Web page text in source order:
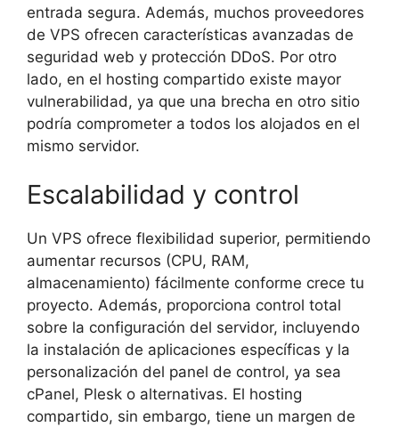
entrada segura. Además, muchos proveedores
de VPS ofrecen características avanzadas de
seguridad web y protección DDoS. Por otro
lado, en el hosting compartido existe mayor
vulnerabilidad, ya que una brecha en otro sitio
podría comprometer a todos los alojados en el
mismo servidor.
Escalabilidad y control
Un VPS ofrece flexibilidad superior, permitiendo
aumentar recursos (CPU, RAM,
almacenamiento) fácilmente conforme crece tu
proyecto. Además, proporciona control total
sobre la configuración del servidor, incluyendo
la instalación de aplicaciones específicas y la
personalización del panel de control, ya sea
cPanel, Plesk o alternativas. El hosting
compartido, sin embargo, tiene un margen de